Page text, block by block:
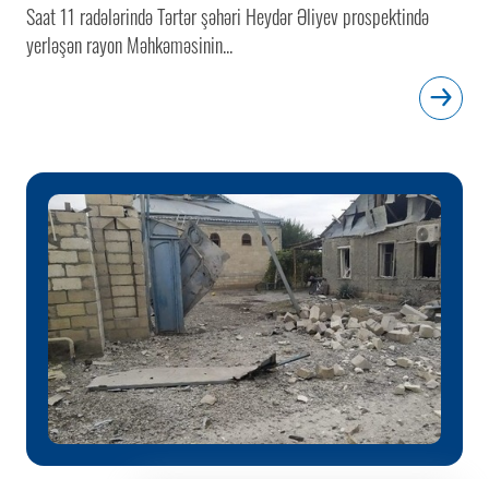
Saat 11 radələrində Tərtər şəhəri Heydər Əliyev prospektində
yerləşən rayon Məhkəməsinin...